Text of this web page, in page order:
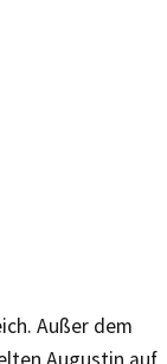
Außer dem